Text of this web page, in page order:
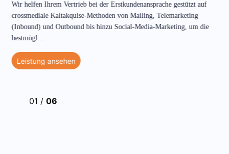
Wir helfen Ihrem Vertrieb bei der Erstkundenansprache gestützt auf
crossmediale Kaltakquise-Methoden von Mailing, Telemarketing
(Inbound) und Outbound bis hinzu Social-Media-Marketing, um die
bestmögl...
Leistung ansehen
01 /06